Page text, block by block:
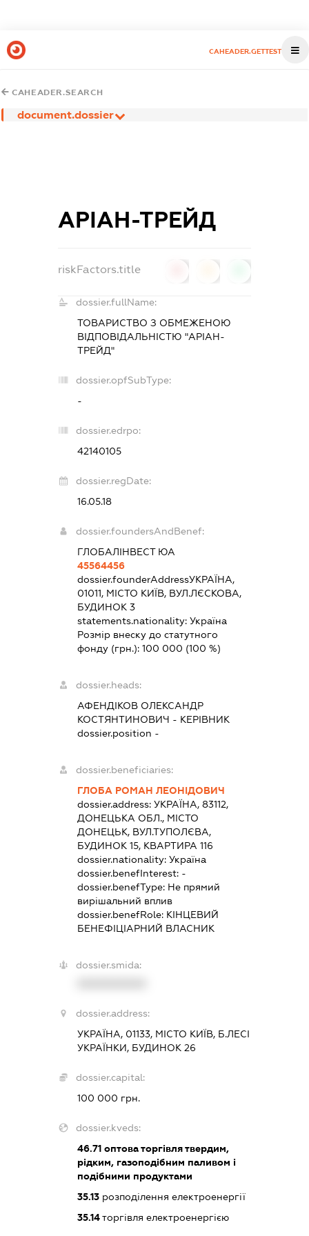
CAHEADER.GETTEST
CAHEADER.SEARCH
document.dossier
АРІАН-ТРЕЙД
riskFactors.title
dossier.fullName:
ТОВАРИСТВО З ОБМЕЖЕНОЮ
ВІДПОВІДАЛЬНІСТЮ "АРІАН-
ТРЕЙД"
dossier.opfSubType:
-
dossier.edrpo:
42140105
dossier.regDate:
16.05.18
dossier.foundersAndBenef:
ГЛОБАЛІНВЕСТ ЮА
45564456
dossier.founderAddressУКРАЇНА,
01011, МІСТО КИЇВ, ВУЛ.ЛЄСКОВА,
БУДИНОК 3
statements.nationality: Україна
Розмір внеску до статутного
фонду (грн.): 100 000 (100 %)
dossier.heads:
АФЕНДІКОВ ОЛЕКСАНДР
КОСТЯНТИНОВИЧ - КЕРІВНИК
dossier.position -
dossier.beneficiaries:
ГЛОБА РОМАН ЛЕОНІДОВИЧ
dossier.address: УКРАЇНА, 83112,
ДОНЕЦЬКА ОБЛ., МІСТО
ДОНЕЦЬК, ВУЛ.ТУПОЛЄВА,
БУДИНОК 15, КВАРТИРА 116
dossier.nationality: Україна
dossier.benefInterest: -
dossier.benefType: Не прямий
вирішальний вплив
dossier.benefRole: КІНЦЕВИЙ
БЕНЕФІЦІАРНИЙ ВЛАСНИК
dossier.smida:
dossier.address:
УКРАЇНА, 01133, МІСТО КИЇВ, Б.ЛЕСІ
УКРАЇНКИ, БУДИНОК 26
dossier.capital:
100 000 грн.
dossier.kveds:
46.71оптова торгівля твердим,
рідким, газоподібним паливом і
подібними продуктами
35.13розподілення електроенергії
35.14торгівля електроенергією